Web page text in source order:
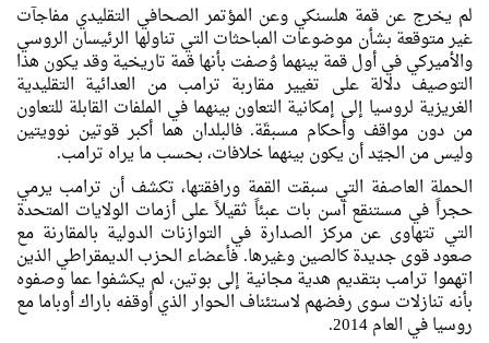
لم يخرج عن قمة هلسنكي وعن المؤتمر الصحافي التقليدي مفاجآت
غير متوقعة بشأن موضوعات المباحثات التي تناولها الرئيسان الروسي
والأميركي في أول قمة بينهما وُصفت بأنها قمة تاريخية وقد يكون هذا
التوصيف دلالة على تغيير مقاربة ترامب من العدائية التقليدية
الغريزية لروسيا إلى إمكانية التعاون بينهما في الملفات القابلة للتعاون
من دون مواقف وأحكام مسبقَة. فالبلدان هما أكبر قوتين نوويتين
وليس من الجيّد أن يكون بينهما خلافات، بحسب ما يراه ترامب.
الحملة العاصفة التي سبقت القمة ورافقتها، تكشف أن ترامب يرمي
حجراً في مستنقع آسن بات عبئاً ثقيلاً على أزمات الولايات المتحدة
التي تتهاوى عن مركز الصدارة في التوازنات الدولية بالمقارنة مع
صعود قوى جديدة كالصين وغيرها. فأعضاء الحزب الديمقراطي الذين
اتهموا ترامب بتقديم هدية مجانية إلى بوتين، لم يكشفوا عما وصفوه
بأنه تنازلات سوى رفضهم لاستئناف الحوار الذي أوقفه باراك أوباما مع
روسيا في العام 2014.